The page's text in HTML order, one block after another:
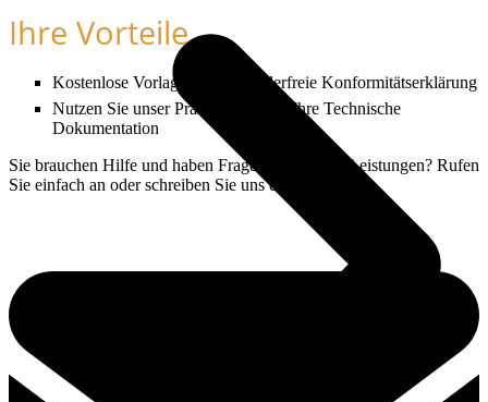
Ihre Vorteile
Kostenlose Vorlage für eine fehlerfreie Konformitätserklärung
Nutzen Sie unser Praxiswissen für Ihre Technische
Dokumentation
Sie brauchen Hilfe und haben Fragen zu unseren Leistungen? Rufen
Sie einfach an oder schreiben Sie uns eine E-Mail: